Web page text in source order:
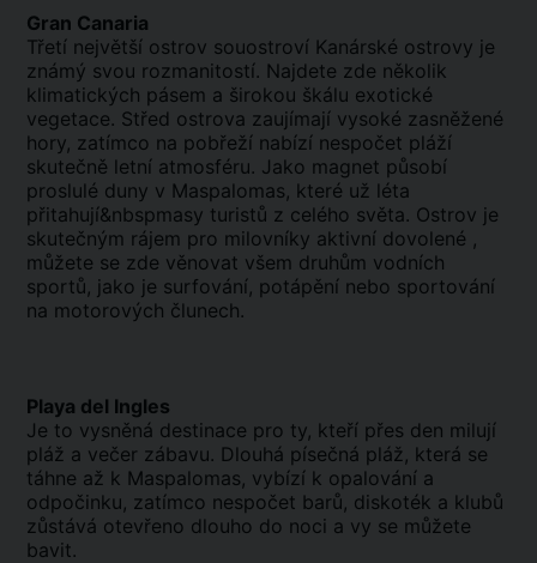
Gran Canaria
Třetí největší ostrov souostroví Kanárské ostrovy je
známý svou rozmanitostí. Najdete zde několik
klimatických pásem a širokou škálu exotické
vegetace. Střed ostrova zaujímají vysoké zasněžené
hory, zatímco na pobřeží nabízí nespočet pláží
skutečně letní atmosféru. Jako magnet působí
proslulé duny v Maspalomas, které už léta
přitahují&nbspmasy turistů z celého světa. Ostrov je
skutečným rájem pro milovníky aktivní dovolené ,
můžete se zde věnovat všem druhům vodních
sportů, jako je surfování, potápění nebo sportování
na motorových člunech.
Playa del Ingles
Je to vysněná destinace pro ty, kteří přes den milují
pláž a večer zábavu. Dlouhá písečná pláž, která se
táhne až k Maspalomas, vybízí k opalování a
odpočinku, zatímco nespočet barů, diskoték a klubů
zůstává otevřeno dlouho do noci a vy se můžete
bavit.